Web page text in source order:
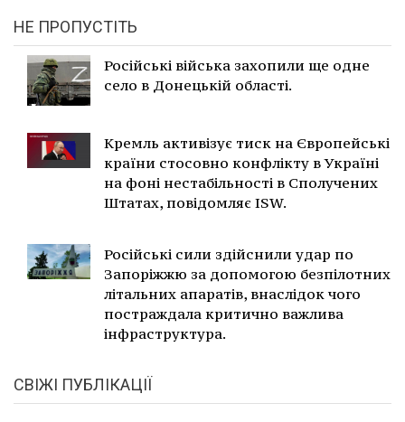
НЕ ПРОПУСТІТЬ
Російські війська захопили ще одне
село в Донецькій області.
Кремль активізує тиск на Європейські
країни стосовно конфлікту в Україні
на фоні нестабільності в Сполучених
Штатах, повідомляє ISW.
Російські сили здійснили удар по
Запоріжжю за допомогою безпілотних
літальних апаратів, внаслідок чого
постраждала критично важлива
інфраструктура.
СВІЖІ ПУБЛІКАЦІЇ